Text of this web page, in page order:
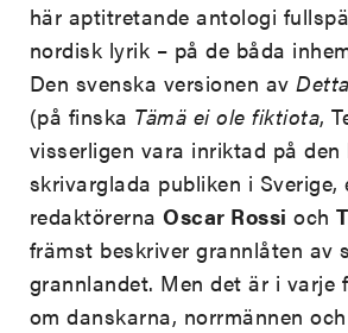
här aptitretande antologi
nordisk lyrik – på de båda
Den svenska versionen av
(på finska Tämä ei ole fiktiota,
visserligen vara inriktad på den
skrivarglada publiken i Sverige,
redaktörernaOscar Rossi och
främst beskriver grannlåten av
grannlandet. Men det är i varje
om danskarna, norrmännen